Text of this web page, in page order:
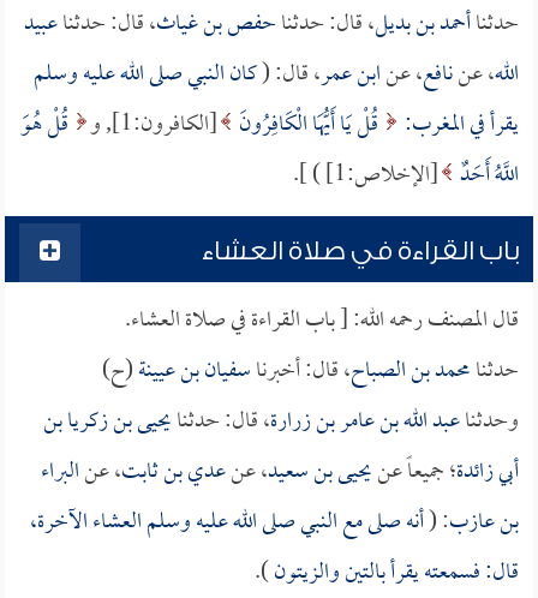
حدثناأحمد بن بديل، قال: حدثناحفص بن غياث، قال: حدثناعبيد
الله، عننافع، عنابن عمر، قال: (كان النبي صلى الله عليه وسلم
يقرأ في المغرب:
قُلْ يَا أَيُّهَا الْكَافِرُونَ [الكافرون:1], و
قُلْ هُوَ
اللَّهُ أَحَدٌ [الإخلاص:1] ) ].
باب القراءة في صلاة العشاء
قال المصنف رحمه الله: [ باب القراءة في صلاة العشاء.
حدثنامحمد بن الصباح، قال: أخبرناسفيان بن عيينة(ح)
وحدثناعبد الله بن عامر بن زرارة، قال: حدثنايحيى بن زكريا بن
أبي زائدة؛ جميعاً عنيحيى بن سعيد، عنعدي بن ثابت، عنالبراء
بن عازب: (أنه صلى مع النبي صلى الله عليه وسلم العشاء الآخرة،
قال: فسمعته يقرأ بالتين والزيتون).